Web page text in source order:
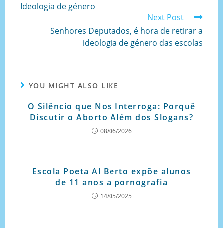
Ideologia de género
Next Post
Senhores Deputados, é hora de retirar a
ideologia de género das escolas
YOU MIGHT ALSO LIKE
O Silêncio que Nos Interroga: Porquê
Discutir o Aborto Além dos Slogans?
08/06/2026
Escola Poeta Al Berto expõe alunos
de 11 anos a pornografia
14/05/2025